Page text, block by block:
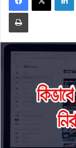
Print